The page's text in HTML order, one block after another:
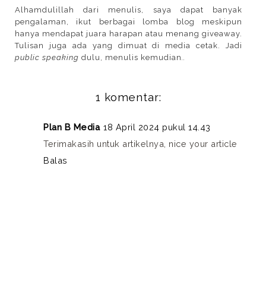
Alhamdulillah dari menulis, saya dapat banyak
pengalaman, ikut berbagai lomba blog meskipun
hanya mendapat juara harapan atau menang giveaway.
Tulisan juga ada yang dimuat di media cetak. Jadi
public speaking dulu, menulis kemudian..
1 komentar:
Plan B Media 18 April 2024 pukul 14.43
Terimakasih untuk artikelnya, nice your article
Balas